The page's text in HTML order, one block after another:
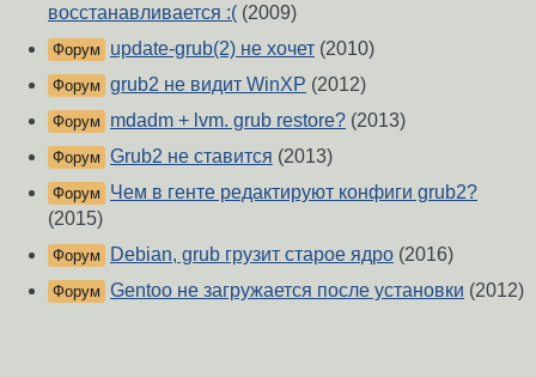
восстанавливается :( (2009)
Форум update-grub(2) не хочет (2010)
Форум grub2 не видит WinXP (2012)
Форум mdadm + lvm. grub restore? (2013)
Форум Grub2 не ставится (2013)
Форум
Чем в генте редактируют конфиги grub2?
(2015)
Форум Debian, grub грузит старое ядро (2016)
Форум Gentoo не загружается после установки (2012)